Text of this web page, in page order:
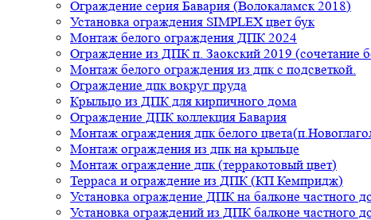
Ограждение серия Бавария (Волокаламск 2018)
Установка ограждения SIMPLEX цвет бук
Монтаж белого ограждения ДПК 2024
Ограждение из ДПК п. Заокский 2019 (сочетание
Монтаж белого ограждения из дпк с подсветкой.
Ограждение дпк вокруг пруда
Крыльцо из ДПК для кирпичного дома
Ограждение ДПК коллекция Бавария
Монтаж ограждения дпк белого
Монтаж ограждения из дпк на крыльце
Монтаж ограждение дпк (терракотовый цвет)
Терраса и ограждение из ДПК (КП Кемпридж)
Установка ограждение ДПК на балконе частного
Установка ограждений из ДПК балконе частного